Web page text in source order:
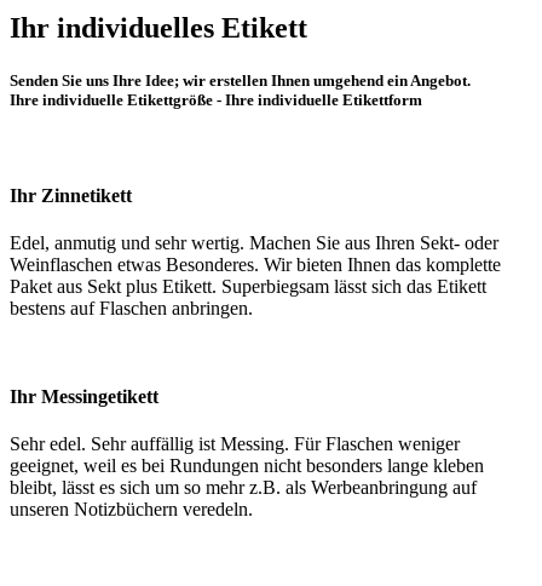
Ihr individuelles Etikett
Senden Sie uns Ihre Idee; wir erstellen Ihnen umgehend ein Angebot.
Ihre individuelle Etikettgröße - Ihre individuelle Etikettform
Ihr Zinnetikett
Edel, anmutig und sehr wertig. Machen Sie aus Ihren Sekt- oder
Weinflaschen etwas Besonderes. Wir bieten Ihnen das komplette
Paket aus Sekt plus Etikett. Superbiegsam lässt sich das Etikett
bestens auf Flaschen anbringen.
Ihr Messingetikett
Sehr edel. Sehr auffällig ist Messing. Für Flaschen weniger
geeignet, weil es bei Rundungen nicht besonders lange kleben
bleibt, lässt es sich um so mehr z.B. als Werbeanbringung auf
unseren Notizbüchern veredeln.